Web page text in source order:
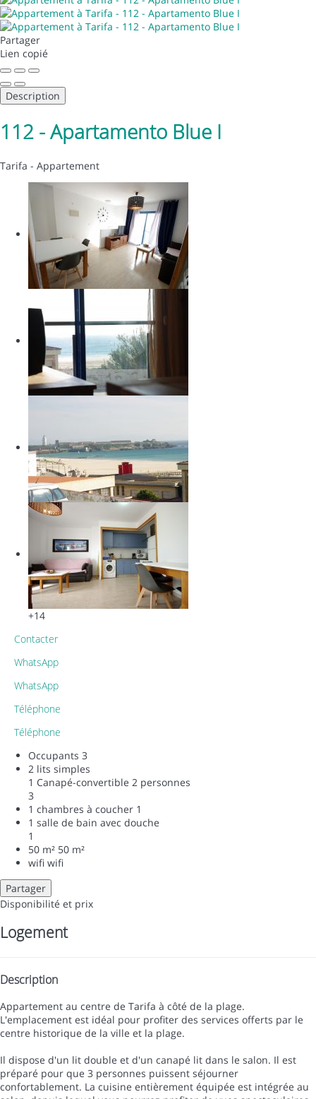
Partager
Lien copié
Description
112 - Apartamento Blue I
Tarifa - Appartement
+14
Contacter
WhatsApp
WhatsApp
Téléphone
Téléphone
Occupants 3
2 lits simples
1 Canapé-convertible 2 personnes
3
1 chambres à coucher 1
1 salle de bain avec douche
1
50 m² 50 m²
wifi wifi
Partager
Disponibilité et prix
Logement
Description
Appartement au centre de Tarifa à côté de la plage.
L'emplacement est idéal pour profiter des services offerts par le
centre historique de la ville et la plage.
Il dispose d'un lit double et d'un canapé lit dans le salon. Il est
préparé pour que 3 personnes puissent séjourner
confortablement. La cuisine entièrement équipée est intégrée au